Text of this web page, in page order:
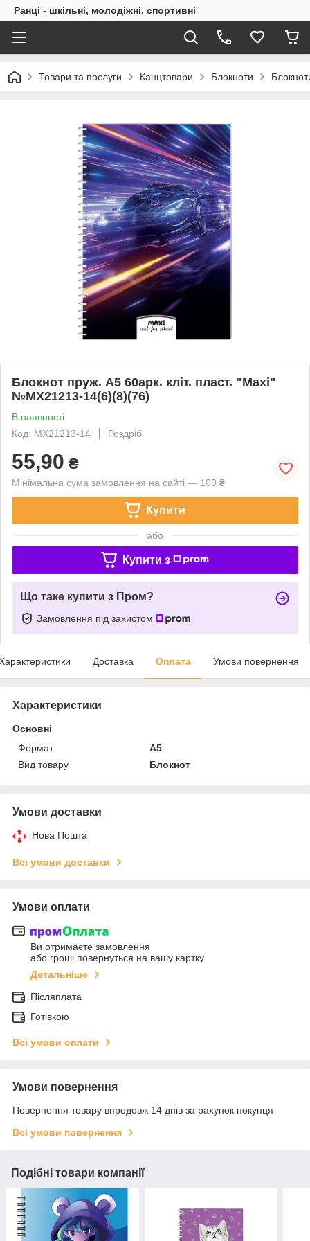
Ранці - шкільні, молодіжні, спортивні
Товари та послуги Канцтовари Блокноти
Блокнот пруж. А5 60арк. кліт. пласт. "Maxi"
№MX21213-14(6)(8)(76)
В наявності
Код: MX21213-14
Роздріб
55,90 ₴
Мінімальна сума замовлення на сайті — 100 ₴
Купити
або
Купити з
Що таке купити з Пром?
Замовлення під захистом
Доставка Оплата Умови повернення
Характеристики
Основні
Формат
A5
Вид товару
Блокнот
Умови доставки
Нова Пошта
Всі умови доставки
Умови оплати
Ви отримаєте замовлення
або гроші повернуться на вашу картку
Детальніше
Післяплата
Готівкою
Всі умови оплати
Умови повернення
Повернення товару впродовж 14 днів за рахунок покупця
Всі умови повернення
Подібні товари компанії